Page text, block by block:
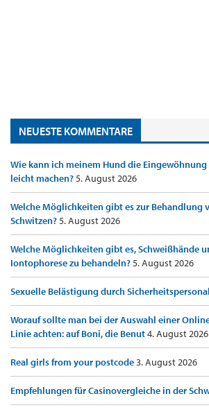
NEUESTE KOMMENTARE
Wie kann ich meinem Hund die
leicht machen?5. August 2026
Welche Möglichkeiten gibt es zur Behandlung
Schwitzen?5. August 2026
Welche Möglichkeiten gibt es, Schweißhände
Iontophorese zu behandeln?5. August 2026
Sexuelle Belästigung durch Sicherheitspersonal
Worauf sollte man bei der Auswahl einer
Linie achten: auf Boni, die Benut4. August 2026
Real girls from your postcode3. August 2026
Empfehlungen für Casinovergleiche in der